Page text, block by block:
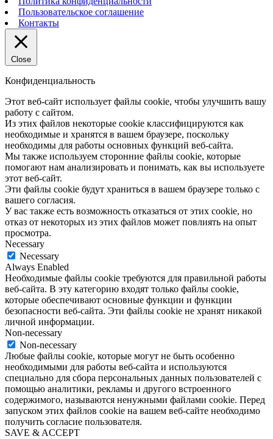
Пользовательское соглашение
Контакты
Close
Конфиденциальность
Этот веб-сайт использует файлы cookie, чтобы улучшить вашу
работу с сайтом.
Из этих файлов некоторые cookie классифицируются как
необходимые и хранятся в вашем браузере, поскольку
необходимы для работы основных функций веб-сайта.
Мы также используем сторонние файлы cookie, которые
помогают нам анализировать и понимать, как вы используете
этот веб-сайт.
Эти файлы cookie будут храниться в вашем браузере только с
вашего согласия.
У вас также есть возможность отказаться от этих cookie, но
отказ от некоторых из этих файлов может повлиять на опыт
просмотра.
Necessary
Necessary
Always Enabled
Необходимые файлы cookie требуются для правильной работы
веб-сайта. В эту категорию входят только файлы cookie,
которые обеспечивают основные функции и функции
безопасности веб-сайта. Эти файлы cookie не хранят никакой
личной информации.
Non-necessary
Non-necessary
Любые файлы cookie, которые могут не быть особенно
необходимыми для работы веб-сайта и используются
специально для сбора персональных данных пользователей с
помощью аналитики, рекламы и другого встроенного
содержимого, называются ненужными файлами cookie. Перед
запуском этих файлов cookie на вашем веб-сайте необходимо
получить согласие пользователя.
SAVE & ACCEPT